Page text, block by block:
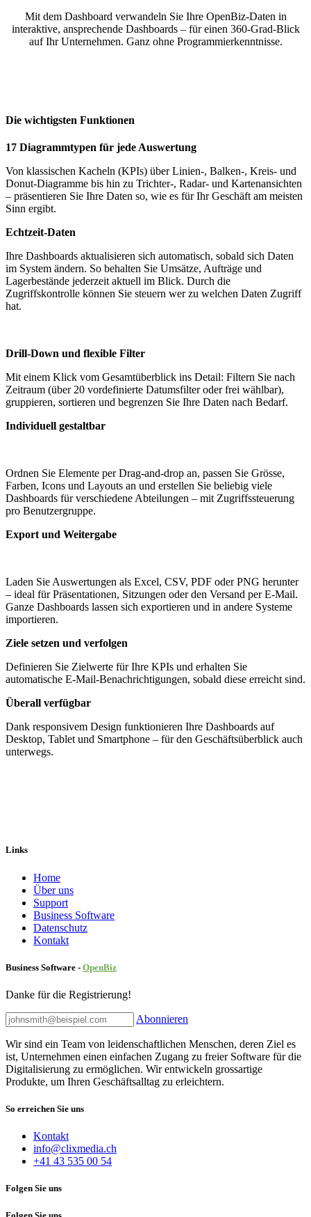
Mit dem Dashboard verwandeln Sie Ihre OpenBiz-Daten in
interaktive, ansprechende Dashboards – für einen 360-Grad-Blick
auf Ihr Unternehmen. Ganz ohne Programmierkenntnisse.
Die wichtigsten Funktionen
17 Diagrammtypen für jede Auswertung
Von klassischen Kacheln (KPIs) über Linien-, Balken-, Kreis- und
Donut-Diagramme bis hin zu Trichter-, Radar- und Kartenansichten
– präsentieren Sie Ihre Daten so, wie es für Ihr Geschäft am meisten
Sinn ergibt.
Echtzeit-Daten
Ihre Dashboards aktualisieren sich automatisch, sobald sich Daten
im System ändern. So behalten Sie Umsätze, Aufträge und
Lagerbestände jederzeit aktuell im Blick. Durch die
Zugriffskontrolle können Sie steuern wer zu welchen Daten Zugriff
hat.
Drill-Down und flexible Filter
Mit einem Klick vom Gesamtüberblick ins Detail: Filtern Sie nach
Zeitraum (über 20 vordefinierte Datumsfilter oder frei wählbar),
gruppieren, sortieren und begrenzen Sie Ihre Daten nach Bedarf.
Individuell gestaltbar
Ordnen Sie Elemente per Drag-and-drop an, passen Sie Grösse,
Farben, Icons und Layouts an und erstellen Sie beliebig viele
Dashboards für verschiedene Abteilungen – mit Zugriffssteuerung
pro Benutzergruppe.
Export und Weitergabe
Laden Sie Auswertungen als Excel, CSV, PDF oder PNG herunter
– ideal für Präsentationen, Sitzungen oder den Versand per E-Mail.
Ganze Dashboards lassen sich exportieren und in andere Systeme
importieren.
Ziele setzen und verfolgen
Definieren Sie Zielwerte für Ihre KPIs und erhalten Sie
automatische E-Mail-Benachrichtigungen, sobald diese erreicht sind.
Überall verfügbar
Dank responsivem Design funktionieren Ihre Dashboards auf
Desktop, Tablet und Smartphone – für den Geschäftsüberblick auch
unterwegs.
Links
Home
Über uns
Sup​port
Business Software
Datenschutz
Kontakt
Business Software - OpenBiz
Danke für die Registrierung!
Abonnieren
Wir sind ein Team von leidenschaftlichen Menschen, deren Ziel es
ist, Unternehmen einen einfachen Zugang zu freier Software für die
Digitalisierung zu ermöglichen. Wir entwickeln grossartige
Produkte, um Ihren Geschäftsalltag zu erleichtern.
So erreichen Sie uns
Kontakt
info@clixmedia.ch
+41 43 535 00 54
Folgen Sie uns